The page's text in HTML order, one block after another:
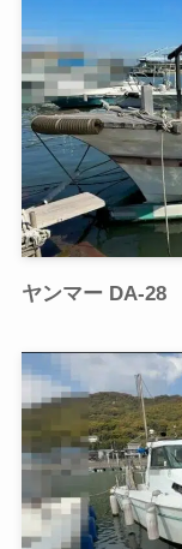
ヤンマー DA-28